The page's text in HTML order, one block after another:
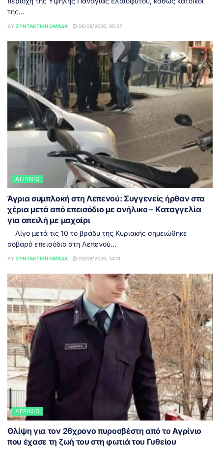
της...
BY ΣΥΝΤΑΚΤΙΚΉ ΟΜΆΔΑ 06/08/2026, 05:57
ΑΓΡΊΝΙΟ
Άγρια συμπλοκή στη Λεπενού: Συγγενείς ήρθαν στα
χέρια μετά από επεισόδιο με ανήλικο – Καταγγελία
για απειλή με μαχαίρι
Λίγο μετά τις 10 το βράδυ της Κυριακής σημειώθηκε
σοβαρό επεισόδιο στη Λεπενού...
BY ΣΥΝΤΑΚΤΙΚΉ ΟΜΆΔΑ 03/08/2026, 14:01
ΑΓΡΊΝΙΟ
Θλίψη για τον 26χρονο πυροσβέστη από το Αγρίνιο
που έχασε τη ζωή του στη φωτιά του Γυθείου